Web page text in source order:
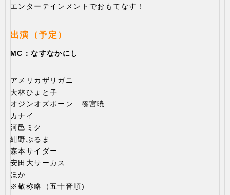
エンターテインメントでおもてなす！
出演（予定）
MC：なすなかにし
アメリカザリガニ
大林ひょと子
オジンオズボーン 篠宮暁
カナイ
河邑ミク
紺野ぶるま
森本サイダー
安田大サーカス
ほか
※敬称略（五十音順)